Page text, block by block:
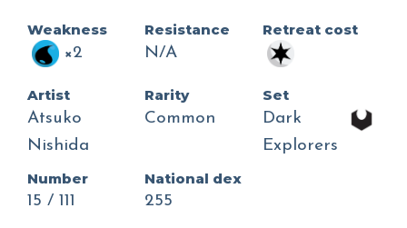
Weakness
×2
Resistance
N/A
Retreat cost
Artist
Atsuko
Nishida
Rarity
Common
Set
Dark
Explorers
Number
15 / 111
National dex
255